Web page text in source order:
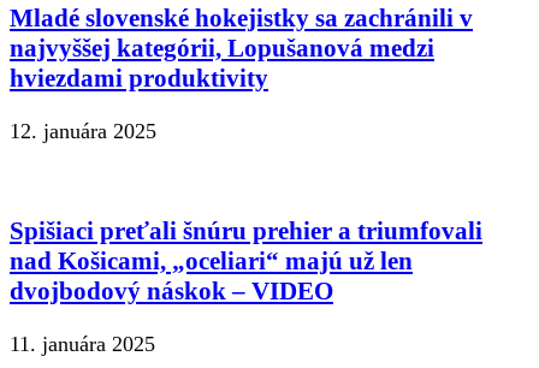
Mladé slovenské hokejistky sa zachránili v
najvyššej kategórii, Lopušanová medzi
hviezdami produktivity
12. januára 2025
Spišiaci preťali šnúru prehier a triumfovali
nad Košicami, „oceliari“ majú už len
dvojbodový náskok – VIDEO
11. januára 2025